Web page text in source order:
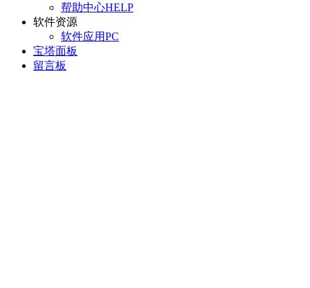
帮助中心HELP
软件资源
软件应用PC
宝塔面板
留言板